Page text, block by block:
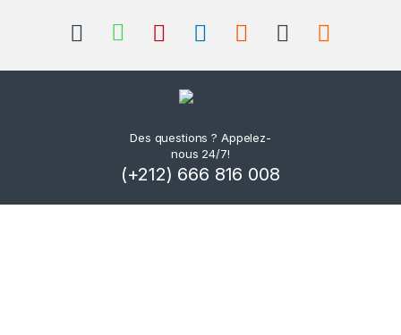
Des questions ? Appelez-
nous 24/7!
(+212) 666 816 008